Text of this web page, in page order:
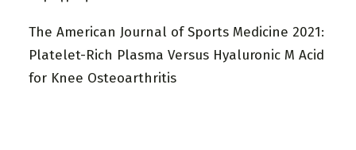
The American Journal of Sports Medicine 2021:
Platelet-Rich Plasma Versus Hyaluronic M Acid
for Knee Osteoarthritis